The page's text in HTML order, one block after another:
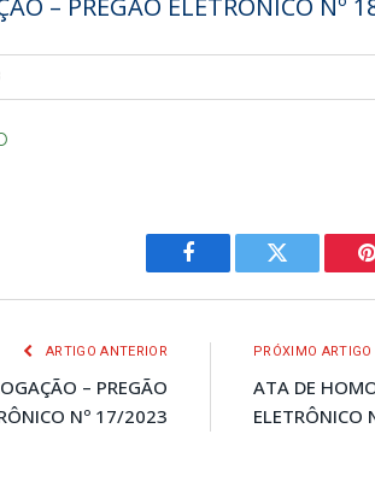
– PREGÃO ELETRÔNICO Nº
Facebook Twitter
ARTIGO ANTERIOR
– PREGÃO
Nº 17/2023
PRÓXIMO ARTIGO
ATA DE
ELETRÔNICO